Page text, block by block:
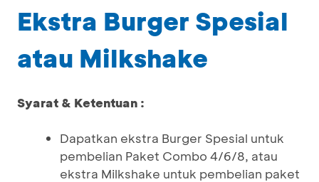
Ekstra Burger Spesial
atau Milkshake
Syarat & Ketentuan :
Dapatkan ekstra Burger Spesial untuk
pembelian Paket Combo 4/6/8, atau
ekstra Milkshake untuk pembelian paket